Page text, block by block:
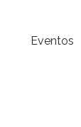
Eventos